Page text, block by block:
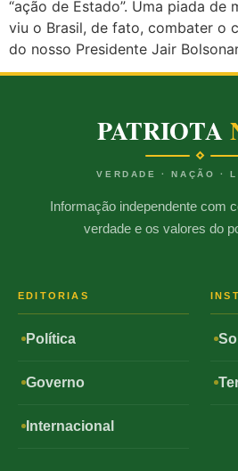
“ação de Estado”. Uma piada de
viu o Brasil, de fato, combater o
do nosso Presidente Jair
PATRIOTA
VERDADE · NAÇÃO ·
Informação independente com
verdade e os valores do
EDITORIAS
Política
Governo
Internacional